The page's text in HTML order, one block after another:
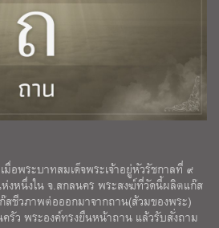
อพระบาทสมเด็จพระเจ้าอยู่หัวรัชกาลที่ ๙
ห่งหนึ่งใน จ.สกลนคร พระสงฆ์ที่วัดนี้ผลิตแก๊ส
สชีวภาพต่อออกมาจากถาน(ส้วมของพระ)
ครัว พระองค์ทรงยืนหน้าถาน แล้วรับสั่งถาม